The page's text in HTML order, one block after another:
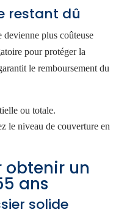
restant dû
devienne plus coûteuse
pour protéger la
le remboursement du
ou totale.
le niveau de couverture en
obtenir un
ans
solide